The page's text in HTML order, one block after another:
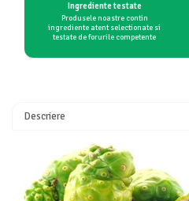
Ingrediente testate
Produsele noastre contin
ingrediente atent selectionate si
testate de forurile competente
Descriere